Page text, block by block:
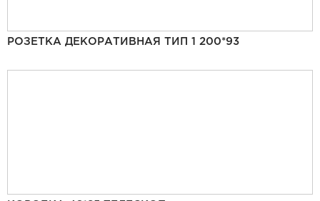
РОЗЕТКА ДЕКОРАТИВНАЯ ТИП 1 200*93